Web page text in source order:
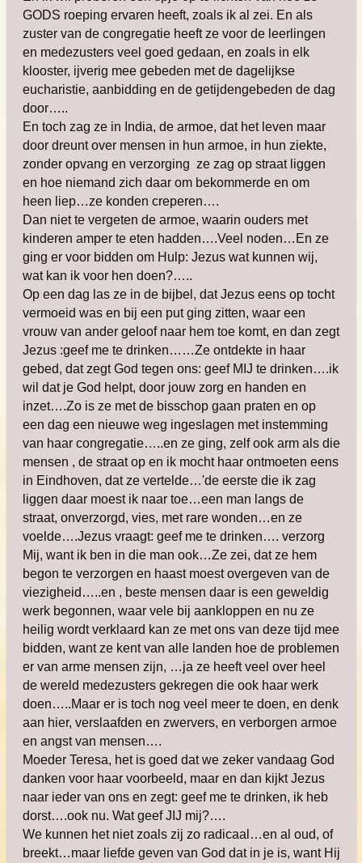
GODS roeping ervaren heeft, zoals ik al zei. En als
zuster van de congregatie heeft ze voor de leerlingen
en medezusters veel goed gedaan, en zoals in elk
klooster, ijverig mee gebeden met de dagelijkse
eucharistie, aanbidding en de getijdengebeden de dag
door…..
En toch zag ze in India, de armoe, dat het leven maar
door dreunt over mensen in hun armoe, in hun ziekte,
zonder opvang en verzorging ze zag op straat liggen
en hoe niemand zich daar om bekommerde en om
heen liep…ze konden creperen….
Dan niet te vergeten de armoe, waarin ouders met
kinderen amper te eten hadden….Veel noden…En ze
ging er voor bidden om Hulp: Jezus wat kunnen wij,
wat kan ik voor hen doen?…..
Op een dag las ze in de bijbel, dat Jezus eens op tocht
vermoeid was en bij een put ging zitten, waar een
vrouw van ander geloof naar hem toe komt, en dan zegt
Jezus :geef me te drinken……Ze ontdekte in haar
gebed, dat zegt God tegen ons: geef MIJ te drinken….ik
wil dat je God helpt, door jouw zorg en handen en
inzet….Zo is ze met de bisschop gaan praten en op
een dag een nieuwe weg ingeslagen met instemming
van haar congregatie…..en ze ging, zelf ook arm als die
mensen , de straat op en ik mocht haar ontmoeten eens
in Eindhoven, dat ze vertelde…'de eerste die ik zag
liggen daar moest ik naar toe…een man langs de
straat, onverzorgd, vies, met rare wonden…en ze
voelde….Jezus vraagt: geef me te drinken…. verzorg
Mij, want ik ben in die man ook…Ze zei, dat ze hem
begon te verzorgen en haast moest overgeven van de
viezigheid…..en , beste mensen daar is een geweldig
werk begonnen, waar vele bij aankloppen en nu ze
heilig wordt verklaard kan ze met ons van deze tijd mee
bidden, want ze kent van alle landen hoe de problemen
er van arme mensen zijn, …ja ze heeft veel over heel
de wereld medezusters gekregen die ook haar werk
doen…..Maar er is toch nog veel meer te doen, en denk
aan hier, verslaafden en zwervers, en verborgen armoe
en angst van mensen….
Moeder Teresa, het is goed dat we zeker vandaag God
danken voor haar voorbeeld, maar en dan kijkt Jezus
naar ieder van ons en zegt: geef me te drinken, ik heb
dorst….ook nu. Wat geef JIJ mij?….
We kunnen het niet zoals zij zo radicaal…en al oud, of
breekt…maar liefde geven van God dat in je is, want Hij